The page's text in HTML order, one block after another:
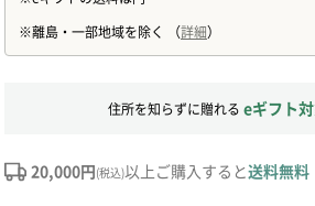
住所を知らずに贈れる eギフト
20,000円(税込)以上ご購入すると送料無料